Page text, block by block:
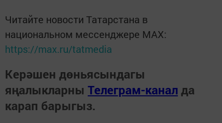
Читайте новости Татарстана в
национальном мессенджере MАХ:
https://max.ru/tatmedia
Керәшен дөньясындагы
яңалыкларны Телеграм-канал да
карап барыгыз.